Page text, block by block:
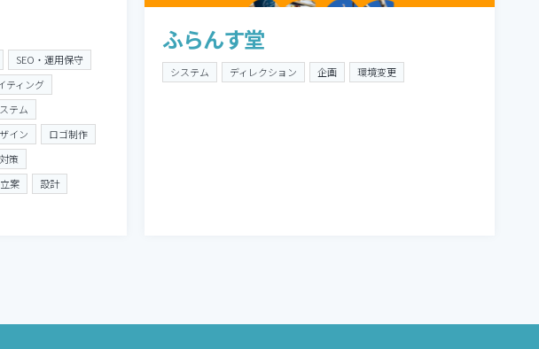
SEO・運用保守
ティング
テム
イン
ロゴ制作
策
案 設計
ふらんす堂
システム ディレクション 企画 環境変更